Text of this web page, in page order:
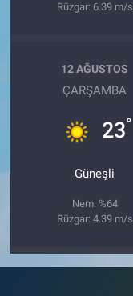
Rüzgar: 6.39 m/s
12 AĞUSTOS
ÇARŞAMBA
23°
Güneşli
Nem: %64
Rüzgar: 4.39 m/s